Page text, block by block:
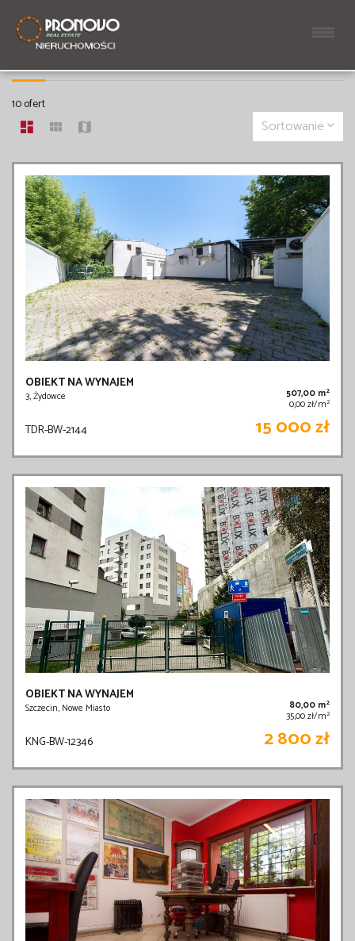
OBIEKTY NA WYNAJEM
10 ofert
Sortowanie
OBIEKT NA WYNAJEM
3, Żydowce 507,00 m2
0,00 zł/m2
TDR-BW-2144 15 000 zł
OBIEKT NA WYNAJEM
Szczecin, Nowe Miasto 80,00 m2
35,00 zł/m2
KNG-BW-12346 2 800 zł